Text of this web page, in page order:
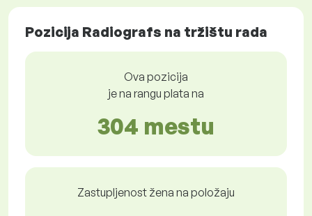
Pozicija Radiografs na tržištu rada
Ova pozicija
je na rangu plata na
304 mestu
Zastupljenost žena na položaju